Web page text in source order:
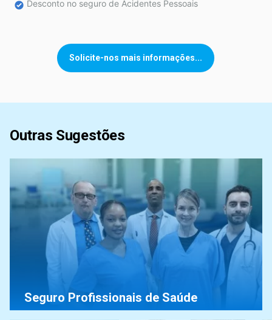
Desconto no seguro de Acidentes Pessoais
Solicite-nos mais informações...
Outras Sugestões
Seguro Profissionais de Saúde